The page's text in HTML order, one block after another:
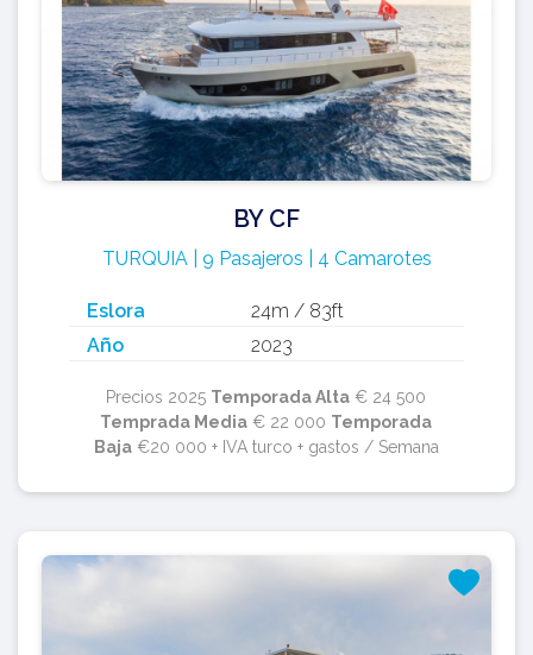
BY CF
TURQUIA | 9 Pasajeros | 4 Camarotes
Eslora
24m / 83ft
Año
2023
Precios 2025 Temporada Alta € 24 500
Temprada Media € 22 000 Temporada
Baja€20 000 + IVA turco + gastos / Semana